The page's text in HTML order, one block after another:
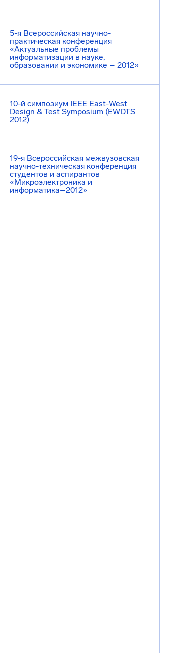
5-я Всероссийская научно-
практическая конференция
«Актуальные проблемы
информатизации в науке,
образовании и экономике – 2012»
10-й симпозиум IEEE East-West
Design & Test Symposium (EWDTS
2012)
19-я Всероссийская межвузовская
научно-техническая конференция
студентов и аспирантов
«Микроэлектроника и
информатика–2012»